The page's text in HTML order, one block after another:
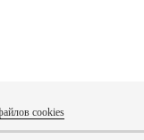
cookies